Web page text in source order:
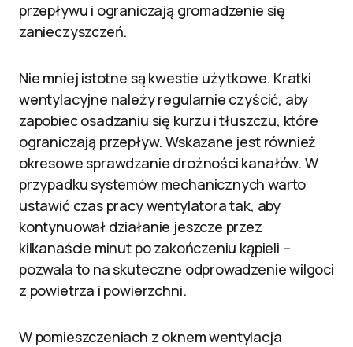
przepływu i ograniczają gromadzenie się
zanieczyszczeń.
Nie mniej istotne są kwestie użytkowe. Kratki
wentylacyjne należy regularnie czyścić, aby
zapobiec osadzaniu się kurzu i tłuszczu, które
ograniczają przepływ. Wskazane jest również
okresowe sprawdzanie drożności kanałów. W
przypadku systemów mechanicznych warto
ustawić czas pracy wentylatora tak, aby
kontynuował działanie jeszcze przez
kilkanaście minut po zakończeniu kąpieli –
pozwala to na skuteczne odprowadzenie wilgoci
z powietrza i powierzchni.
W pomieszczeniach z oknem wentylacja